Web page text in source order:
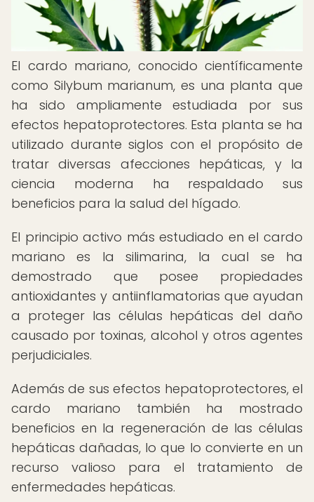
El cardo mariano, conocido científicamente
como Silybum marianum, es una planta que
ha sido ampliamente estudiada por sus
efectos hepatoprotectores. Esta planta se ha
utilizado durante siglos con el propósito de
tratar diversas afecciones hepáticas, y la
ciencia moderna ha respaldado sus
beneficios para la salud del hígado.
El principio activo más estudiado en el cardo
mariano es la silimarina, la cual se ha
demostrado que posee propiedades
antioxidantes y antiinflamatorias que ayudan
a proteger las células hepáticas del daño
causado por toxinas, alcohol y otros agentes
perjudiciales.
Además de sus efectos hepatoprotectores, el
cardo mariano también ha mostrado
beneficios en la regeneración de las células
hepáticas dañadas, lo que lo convierte en un
recurso valioso para el tratamiento de
enfermedades hepáticas.